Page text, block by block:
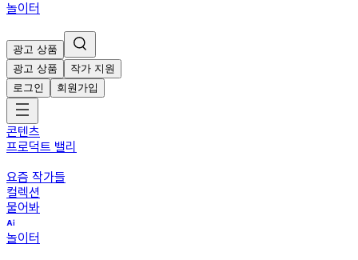
놀이터
광고 상품
광고 상품
작가 지원
로그인
회원가입
콘텐츠
프로덕트 밸리
요즘 작가들
컬렉션
물어봐
놀이터